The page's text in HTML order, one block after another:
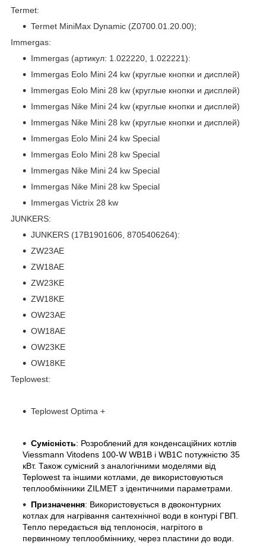
Termet:
Termet MiniMax Dynamic (Z0700.01.20.00);
Immergas:
Immergas (артикул: 1.022220, 1.022221):
Immergas Eolo Mini 24 kw (круглые кнопки и дисплей)
Immergas Eolo Mini 28 kw (круглые кнопки и дисплей)
Immergas Nike Mini 24 kw (круглые кнопки и дисплей)
Immergas Nike Mini 28 kw (круглые кнопки и дисплей)
Immergas Eolo Mini 24 kw Special
Immergas Eolo Mini 28 kw Special
Immergas Nike Mini 24 kw Special
Immergas Nike Mini 28 kw Special
Immergas Victrix 28 kw
JUNKERS:
JUNKERS (17B1901606, 8705406264):
ZW23AE
ZW18AE
ZW23KE
ZW18KE
OW23AE
OW18AE
OW23KE
OW18KE
Teplowest:
Teplowest Optima +
Сумісність: Розроблений для конденсаційних котлів
Viessmann Vitodens 100-W WB1B і WB1C потужністю 35
кВт. Також сумісний з аналогічними моделями від
Teplowest та іншими котлами, де використовуються
теплообмінники ZILMET з ідентичними параметрами.
Призначення: Використовується в двоконтурних
котлах для нагрівання сантехнічної води в контурі ГВП.
Тепло передається від теплоносія, нагрітого в
первинному теплообміннику, через пластини до води.